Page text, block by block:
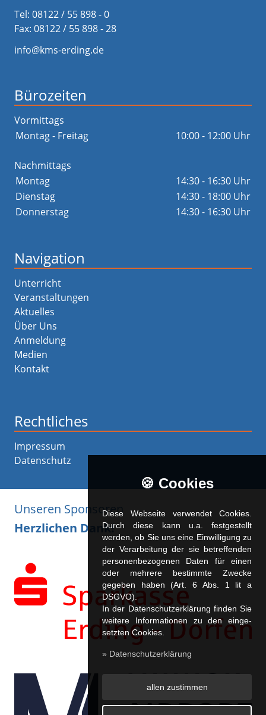
Tel: 08122 / 55 898 - 0
Fax: 08122 / 55 898 - 28
info@kms-erding.de
Bürozeiten
Vormittags
Montag - Freitag
10:00 - 12:00 Uhr
Nachmittags
Montag
14:30 - 16:30 Uhr
Dienstag
14:30 - 18:00 Uhr
Donnerstag
14:30 - 16:30 Uhr
Navigation
Unterricht
Veranstaltungen
Aktuelles
Über Uns
Anmeldung
Medien
Kontakt
Rechtliches
Impressum
Datenschutz
Unseren Sponsoren
Herzlichen Dank!
🍪 Cookies
Diese Webseite verwendet Cookies.
Durch diese kann u.a. fest­ge­stellt
werden, ob Sie uns eine Einwilligung zu
der Verarbeitung der sie betreffenden
personenbezogenen Daten für einen
oder mehrere bestimmte Zwecke
gegeben haben (Art. 6 Abs. 1 lit a
DSGVO).
In der Datenschutzerklärung finden Sie
weitere Informationen zu den ein­ge­
setz­ten Cookies.
» Datenschutzerklärung
allen zustimmen